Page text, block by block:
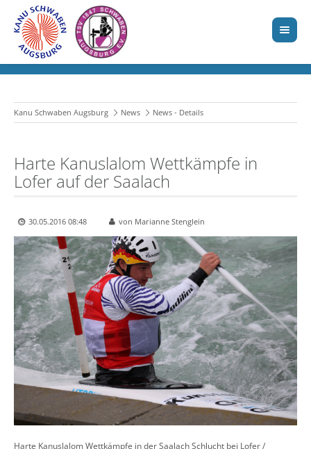
Kanu Schwaben Augsburg News News - Details
Harte Kanuslalom Wettkämpfe in
Lofer auf der Saalach
30.05.2016 08:48 von Marianne Stenglein
Harte Kanuslalom Wettkämpfe in der Saalach Schlucht bei Lofer /